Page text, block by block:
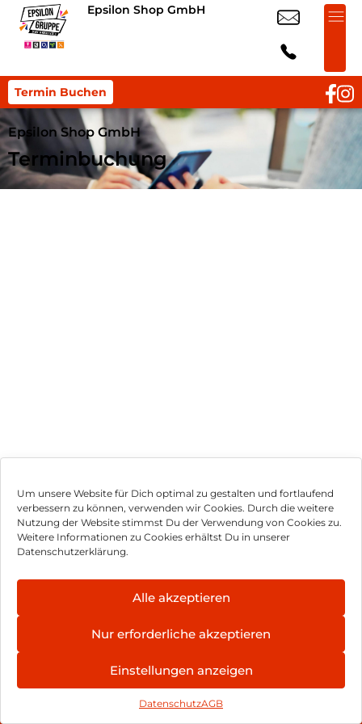
Um unsere Website für Dich optimal zu gestalten und fortlaufend
verbessern zu können, verwenden wir Cookies. Durch die weitere
Nutzung der Website stimmst Du der Verwendung von Cookies zu.
Weitere Informationen zu Cookies erhältst Du in unserer
Datenschutzerklärung.
Alle akzeptieren
Nur erforderliche akzeptieren
Einstellungen anzeigen
DatenschutzAGB
Epsilon Shop GmbH
Termin Buchen
Epsilon Shop GmbH
Terminbuchung
Impressum
Hinweis zur Batterieentsorgung
Newsletter
, Brodos AG – All Rights Reserved.